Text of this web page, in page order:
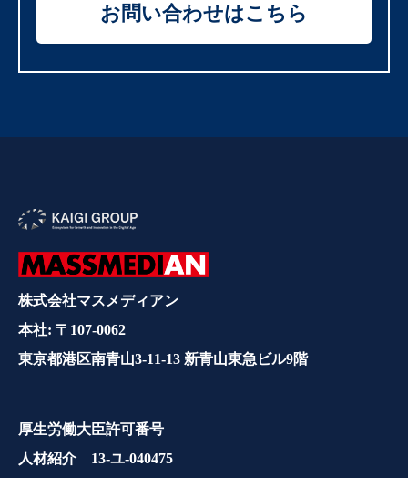
お問い合わせはこちら
株式会社マスメディアン
本社: 〒107-0062
東京都港区南青山3-11-13 新青山東急ビル9階
厚生労働大臣許可番号
人材紹介 13-ユ-040475